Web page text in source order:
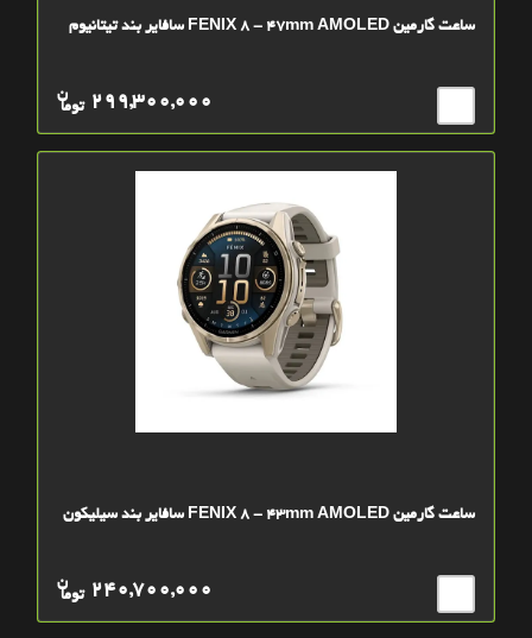
ساعت گارمین FENIX 8 - 47mm AMOLED سافایر بند تیتانیوم
توما
ن 299,300,000
ساعت گارمین FENIX 8 - 43mm AMOLED سافایر بند سیلیکون
توما
ن 240,700,000